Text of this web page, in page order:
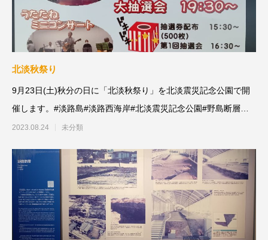
北淡秋祭り
9月23日(土)秋分の日に「北淡秋祭り」を北淡震災記念公園で開
催します。#淡路島#淡路西海岸#北淡震災記念公園#野島断層保
存
2023.08.24 未分類